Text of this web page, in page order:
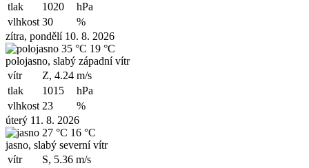
tlak
1020
hPa
vlhkost 30
%
zítra, pondělí 10. 8. 2026
35 °C 19 °C
polojasno, slabý západní vítr
vítr
Z, 4.24 m/s
tlak
1015
hPa
vlhkost 23
%
úterý 11. 8. 2026
27 °C 16 °C
jasno, slabý severní vítr
vítr
S, 5.36 m/s